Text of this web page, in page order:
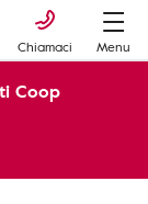
Chiamaci Menu
Coop